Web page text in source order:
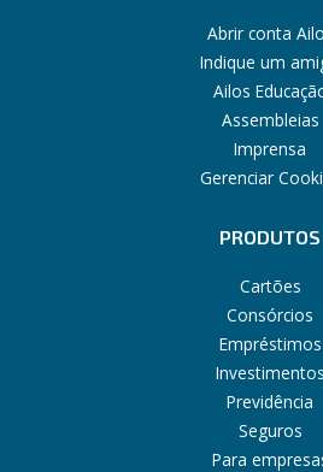
Abrir conta
Indique um
Ailos
Assembleias
Imprensa
Gerenciar
PRODUTOS
Cartões
Consórcios
Empréstimos
Investimentos
Previdência
Seguros
Para